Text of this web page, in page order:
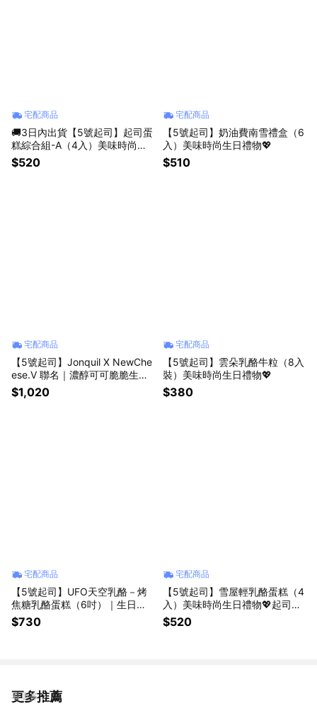
宅配商品
🚚3日內出貨【5號起司】起司蛋
糕綜合組-A（4入）美味時尚禮
物💖生日蛋糕
$520
宅配商品
【5號起司】奶油費南雪禮盒（6
入）美味時尚生日禮物💖
$510
宅配商品
【5號起司】Jonquil X NewChe
ese.V 聯名｜濃醇可可脆脆生乳
捲 Chocolate Crunch Roll
$1,020
宅配商品
【5號起司】雲朵乳酪牛粒（8入
裝）美味時尚生日禮物💖
$380
宅配商品
【5號起司】UFO天空乳酪－烤
焦糖乳酪蛋糕（6吋）｜生日禮
物、起司蛋糕
$730
宅配商品
【5號起司】雪屋輕乳酪蛋糕（4
入）美味時尚生日禮物💖起司蛋
糕
$520
更多推薦
看更多